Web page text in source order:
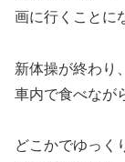
画に行くことに
新体操が終わり
車内で食べなが
どこかでゆっく